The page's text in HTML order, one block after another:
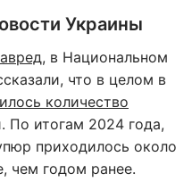
Украины
, в Национальном
что в целом в
количество
По итогам 2024 года,
приходилось около
чем годом ранее.